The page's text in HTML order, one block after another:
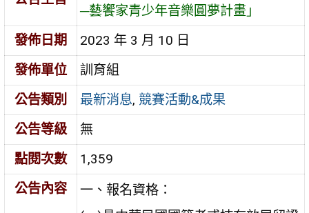
─藝饗家青少年音樂圓夢計畫」
發佈日期
2023 年 3 月 10 日
發佈單位
訓育組
公告類別
最新消息, 競賽活動&成果
公告等級
無
點閱次數
1,359
公告內容
一、報名資格：